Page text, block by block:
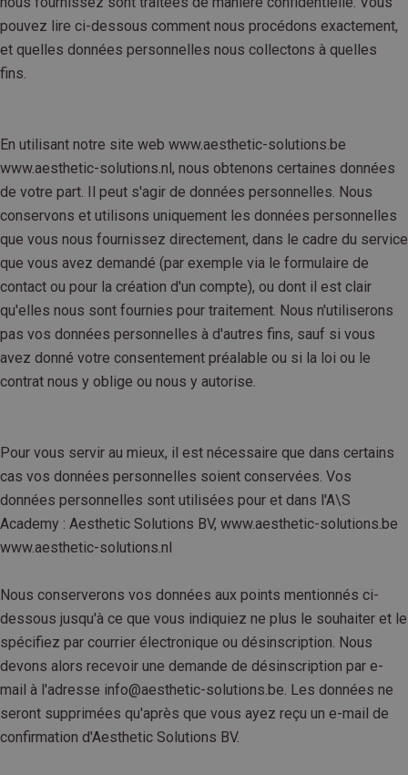
pouvez lire ci-dessous comment nous procédons exactement,
et quelles données personnelles nous collectons à quelles
fins.
En utilisant notre site web www.aesthetic-solutions.be
www.aesthetic-solutions.nl, nous obtenons certaines données
de votre part. Il peut s'agir de données personnelles. Nous
conservons et utilisons uniquement les données personnelles
que vous nous fournissez directement, dans le cadre du service
que vous avez demandé (par exemple via le formulaire de
contact ou pour la création d'un compte), ou dont il est clair
qu'elles nous sont fournies pour traitement. Nous n'utiliserons
pas vos données personnelles à d'autres fins, sauf si vous
avez donné votre consentement préalable ou si la loi ou le
contrat nous y oblige ou nous y autorise.
Pour vous servir au mieux, il est nécessaire que dans certains
cas vos données personnelles soient conservées. Vos
données personnelles sont utilisées pour et dans l'A\S
Academy : Aesthetic Solutions BV, www.aesthetic-solutions.be
www.aesthetic-solutions.nl
Nous conserverons vos données aux points mentionnés ci-
dessous jusqu'à ce que vous indiquiez ne plus le souhaiter et le
spécifiez par courrier électronique ou désinscription. Nous
devons alors recevoir une demande de désinscription par e-
mail à l'adresse info@aesthetic-solutions.be. Les données ne
seront supprimées qu'après que vous ayez reçu un e-mail de
confirmation d'Aesthetic Solutions BV.